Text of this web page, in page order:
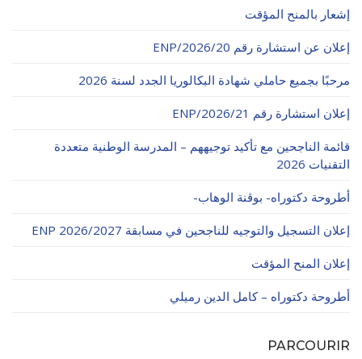
الأقــســــام الـتـحــضـيـريـــة
عروض التكوين
التربصات
الشهادات
نماذج ما بعد التدرج
إشعار بالمنح المؤقت
إعلان عن استشارة رقم 20/ENP/2026
مرحبًا بجميع حاملي شهادة البكالوريا الجدد لسنة 2026
إعلان استشارة رقم 21/ENP/2026
قائمة الناجحين مع تأكيد توجيههم – المدرسة الوطنية متعددة
التقنيات 2026
أطروحة دكتوراه- بوڨنة الوهاب-
إعلان التسجيل والتوجيه للناجحين في مسابقة ENP 2026/2027
إعلان المنح المؤقت
أطروحة دكتوراه – كامل الدين رميلي
PARCOURIR